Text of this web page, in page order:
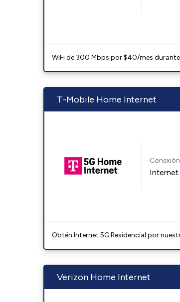
WiFi de 300 Mbps por $40/mes
T-Mobile Home Internet
Internet
Obtén Internet 5G Residencial por
Verizon Home Internet